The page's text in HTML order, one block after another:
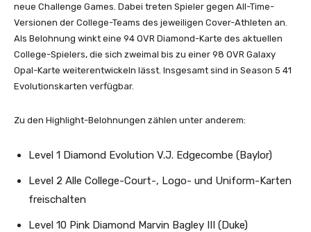
neue Challenge Games. Dabei treten Spieler gegen All-Time-
Versionen der College-Teams des jeweiligen Cover-Athleten an.
Als Belohnung winkt eine 94 OVR Diamond-Karte des aktuellen
College-Spielers, die sich zweimal bis zu einer 98 OVR Galaxy
Opal-Karte weiterentwickeln lässt. Insgesamt sind in Season 5 41
Evolutionskarten verfügbar.
Zu den Highlight-Belohnungen zählen unter anderem:
Level 1 Diamond Evolution V.J. Edgecombe (Baylor)
Level 2 Alle College-Court-, Logo- und Uniform-Karten
freischalten
Level 10 Pink Diamond Marvin Bagley III (Duke)